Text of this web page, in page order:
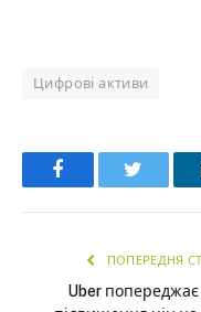
Цифрові активи
Facebook
ПОПЕРЕДНЯ
Uber